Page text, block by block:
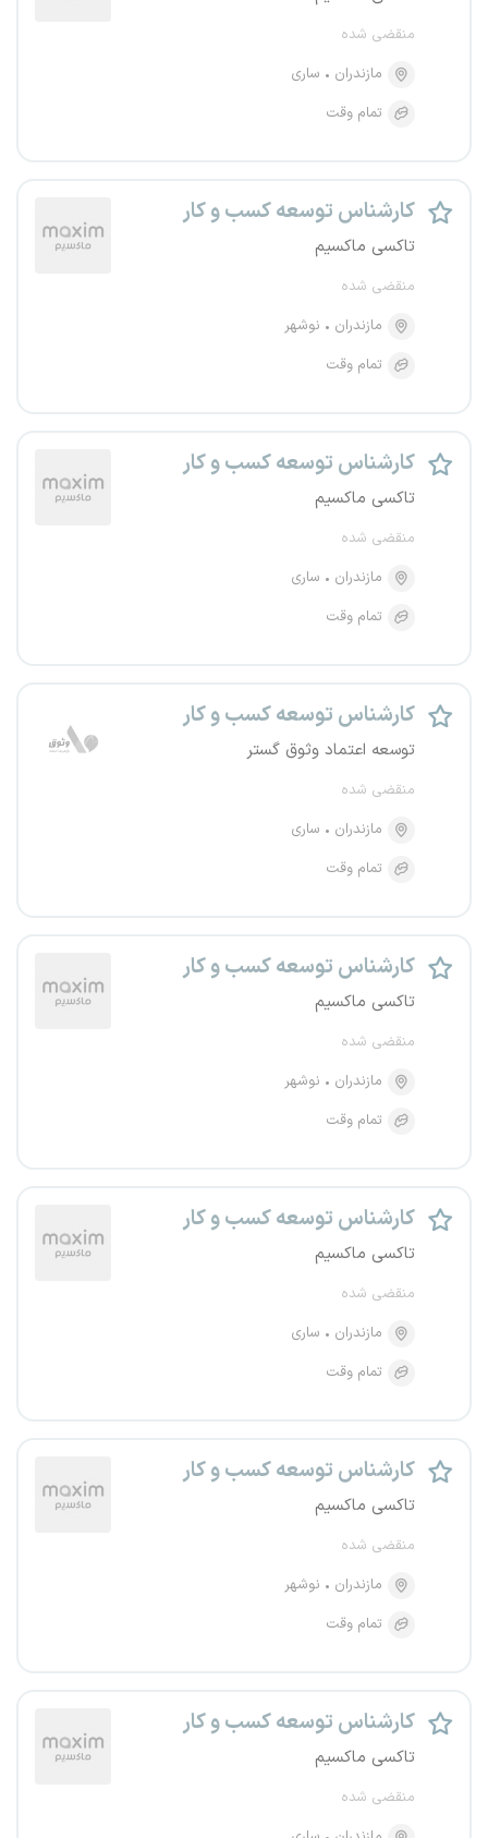
منقضی شده
مازندران
ساری
تمام وقت
کارشناس توسعه کسب و کار
تاکسی ماکسیم
منقضی شده
مازندران
نوشهر
تمام وقت
کارشناس توسعه کسب و کار
تاکسی ماکسیم
منقضی شده
مازندران
ساری
تمام وقت
کارشناس توسعه کسب و کار
توسعه اعتماد وثوق گستر
منقضی شده
مازندران
ساری
تمام وقت
کارشناس توسعه کسب و کار
تاکسی ماکسیم
منقضی شده
مازندران
نوشهر
تمام وقت
کارشناس توسعه کسب و کار
تاکسی ماکسیم
منقضی شده
مازندران
ساری
تمام وقت
کارشناس توسعه کسب و کار
تاکسی ماکسیم
منقضی شده
مازندران
نوشهر
تمام وقت
کارشناس توسعه کسب و کار
تاکسی ماکسیم
منقضی شده